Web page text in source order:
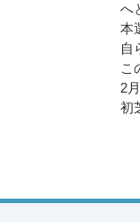
へ
本
自
こ
2
初